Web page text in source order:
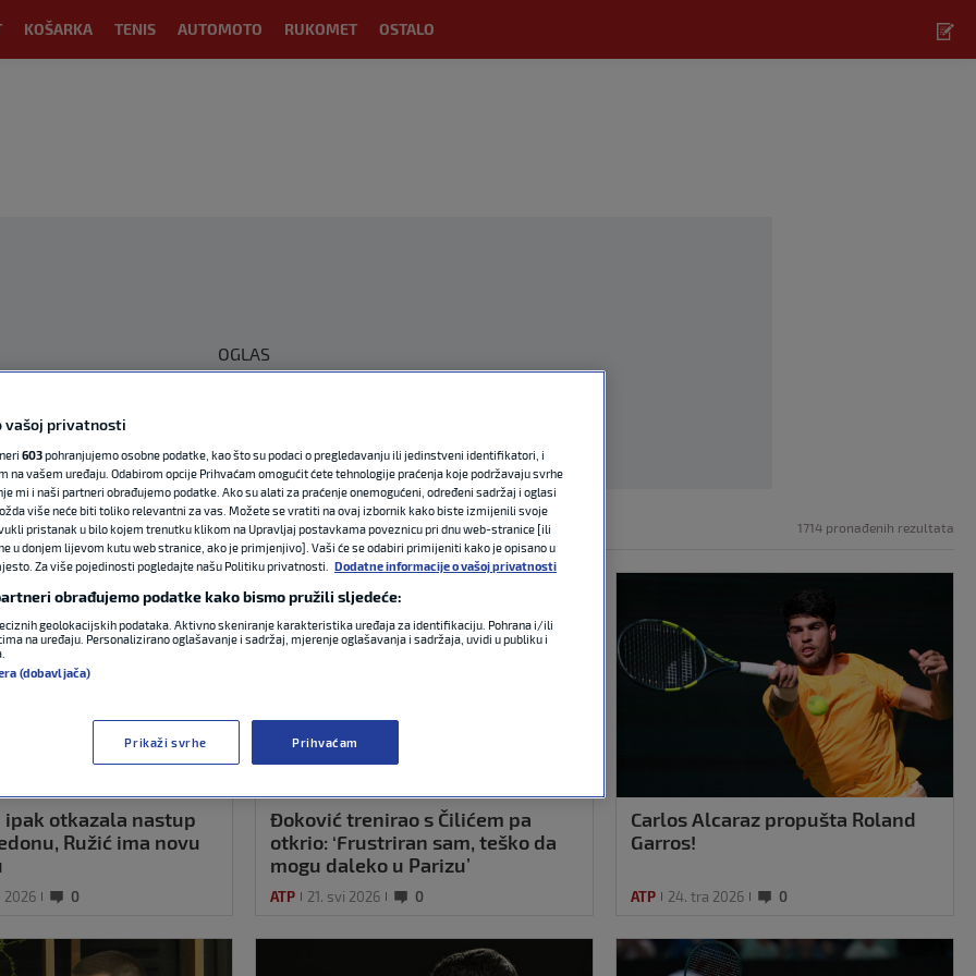
KOŠARKA TENIS AUTOMOTO RUKOMET OSTALO
OGLAS
1714 pronađenih rezultata
ipak otkazala nastup
Ružić ima novu
2026 0
Đoković trenirao s Čilićem pa
otkrio: ‘Frustriran sam, teško da
mogu daleko u Parizu’
ATP 21. svi 2026 0
Carlos Alcaraz propušta Roland
Garros!
ATP 24. tra 2026 0
vašoj privatnosti
603pohranjujemo osobne podatke, kao što su podaci o pregledavanju ili jedinstveni identifikatori, i
na vašem uređaju. Odabirom opcije Prihvaćam omogućit ćete tehnologije praćenja koje podržavaju svrhe
mi i naši partneri obrađujemo podatke. Ako su alati za praćenje onemogućeni, određeni sadržaj i oglasi
više neće biti toliko relevantni za vas. Možete se vratiti na ovaj izbornik kako biste izmijenili svoje
pristanak u bilo kojem trenutku klikom na Upravljaj postavkama poveznicu pri dnu web-stranice [ili
u donjem lijevom kutu web stranice, ako je primjenjivo]. Vaši će se odabiri primijeniti kako je opisano u
Za više pojedinosti pogledajte našu Politiku privatnosti.
Dodatne informacije o vašoj privatnosti
obrađujemo podatke kako bismo pružili sljedeće:
geolokacijskih podataka. Aktivno skeniranje karakteristika uređaja za identifikaciju. Pohrana i/ili
na uređaju. Personalizirano oglašavanje i sadržaj, mjerenje oglašavanja i sadržaja, uvidi u publiku i
(dobavljača)
Prikaži svrhe Prihvaćam